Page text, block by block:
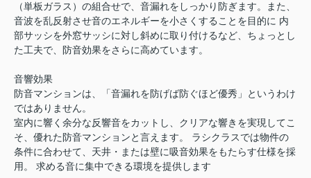
（単板ガラス）の組合せで、音漏れをしっかり防ぎます。また、
音波を乱反射させ音のエネルギーを小さくすることを目的に 内
部サッシを外窓サッシに対し斜めに取り付けるなど、ちょっとし
た工夫で、防音効果をさらに高めています。
音響効果
防音マンションは、「音漏れを防げば防ぐほど優秀」というわけ
ではありません。
室内に響く余分な反響音をカットし、クリアな響きを実現してこ
そ、優れた防音マンションと言えます。 ラシクラスでは物件の
条件に合わせて、天井・または壁に吸音効果をもたらす仕様を採
用。 求める音に集中できる環境を提供します